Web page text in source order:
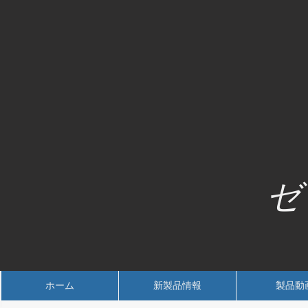
ホーム 新製品情報 製品動